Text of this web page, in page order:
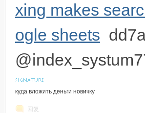
xing makes
ogle sheets
куда вложить деньги новичку
回复